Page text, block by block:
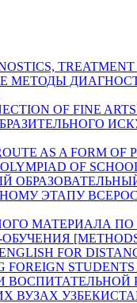
МЕТОДЫ
OF FINE
AS A FORM OF
OF
ЭТАПУ
МАТЕРИАЛА
[METHODS
FOR
ВУЗАХ